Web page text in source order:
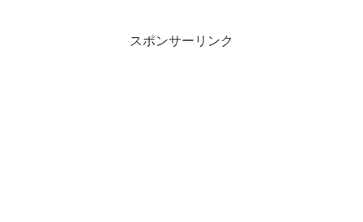
スポンサーリンク